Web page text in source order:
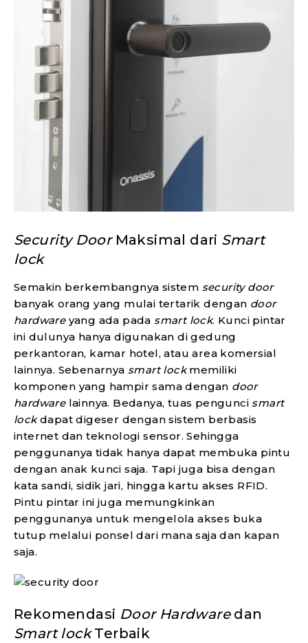
Security DoorMaksimal dari Smart
lock
Semakin berkembangnya sistem security door
banyak orang yang mulai tertarik dengan door
hardwareyang ada padasmart lock. Kunci pintar
ini dulunya hanya digunakan di gedung
perkantoran, kamar hotel, atau area komersial
lainnya. Sebenarnya smart lockmemiliki
komponen yang hampir sama dengan door
hardwarelainnya. Bedanya, tuas penguncismart
lockdapat digeser dengan sistem berbasis
internet dan teknologi sensor. Sehingga
penggunanya tidak hanya dapat membuka pintu
dengan anak kunci saja. Tapi juga bisa dengan
kata sandi, sidik jari, hingga kartu akses RFID.
Pintu pintar ini juga memungkinkan
penggunanya untuk mengelola akses buka
tutup melalui ponsel dari mana saja dan kapan
saja.
Rekomendasi Door Hardwaredan
Smart lockTerbaik